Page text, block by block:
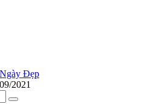
Ngày Đẹp
2021